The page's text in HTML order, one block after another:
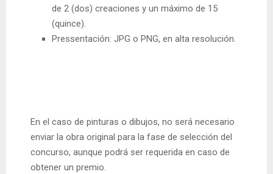
de 2 (dos) creaciones y un máximo de 15
(quince).
Pressentación: JPG o PNG, en alta resolución.
En el caso de pinturas o dibujos, no será necesario
enviar la obra original para la fase de selección del
concurso, aunque podrá ser requerida en caso de
obtener un premio.